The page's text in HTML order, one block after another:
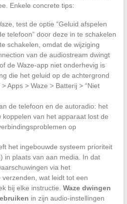
Enkele concrete tips:
test de optie “Geluid afspelen
telefoon” door deze in te schakelen
schakelen, omdat de wijziging
van de audiostream dwingt
de Waze-app niet onderhevig is
die het geluid op de achtergrond
Apps > Waze > Batterij > “Niet
de telefoon en de autoradio: het
van het apparaat lost de
op
het ingebouwde systeem prioriteit
in plaats van aan media. In dat
via het
verzenden, wat leidt tot een
bij elke instructie. Waze dwingen
in zijn audio-instellingen